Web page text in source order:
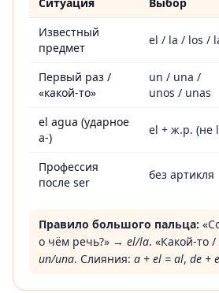
Когда ставить определённый,
Известный
предмет
el / la / los /
Первый раз /
«какой-то»
un / una /
unos / unas
el agua (ударное
a-)
el + ж.р. (не
Профессия
после ser
без артикля
Правило большого пальца:
о чём речь?» → el/la. «Какой-то
un/una. Слияния: a + el = al, de +